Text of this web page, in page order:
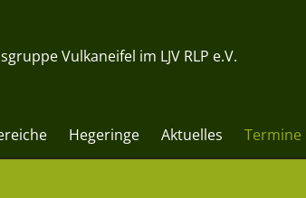
Vulkaneifel im LJV RLP e.V.
Hegeringe Aktuelles Termine